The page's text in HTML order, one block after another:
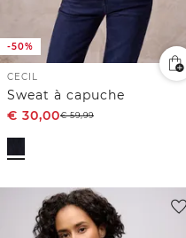
-50%
CECIL
Sweat à capuche
€ 30,00€59,99